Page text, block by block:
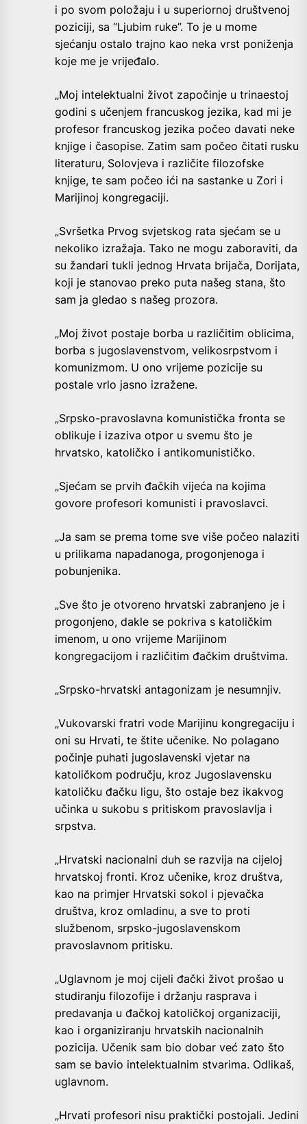
i po svom položaju i u superiornoj društvenoj
poziciji, sa “Ljubim ruke”. To je u mome
sjećanju ostalo trajno kao neka vrst poniženja
koje me je vrijeđalo.
„Moj intelektualni život započinje u trinaestoj
godini s učenjem francuskog jezika, kad mi je
profesor francuskog jezika počeo davati neke
knjige i časopise. Zatim sam počeo čitati rusku
literaturu, Solovjeva i različite filozofske
knjige, te sam počeo ići na sastanke u Zori i
Marijinoj kongregaciji.
„Svršetka Prvog svjetskog rata sjećam se u
nekoliko izražaja. Tako ne mogu zaboraviti, da
su žandari tukli jednog Hrvata brijača, Dorijata,
koji je stanovao preko puta našeg stana, što
sam ja gledao s našeg prozora.
„Moj život postaje borba u različitim oblicima,
borba s jugoslavenstvom, velikosrpstvom i
komunizmom. U ono vrijeme pozicije su
postale vrlo jasno izražene.
„Srpsko-pravoslavna komunistička fronta se
oblikuje i izaziva otpor u svemu što je
hrvatsko, katoličko i antikomunističko.
„Sjećam se prvih đačkih vijeća na kojima
govore profesori komunisti i pravoslavci.
„Ja sam se prema tome sve više počeo nalaziti
u prilikama napadanoga, progonjenoga i
pobunjenika.
„Sve što je otvoreno hrvatski zabranjeno je i
progonjeno, dakle se pokriva s katoličkim
imenom, u ono vrijeme Marijinom
kongregacijom i različitim đačkim društvima.
„Srpsko-hrvatski antagonizam je nesumnjiv.
„Vukovarski fratri vode Marijinu kongregaciju i
oni su Hrvati, te štite učenike. No polagano
počinje puhati jugoslavenski vjetar na
katoličkom području, kroz Jugoslavensku
katoličku đačku ligu, što ostaje bez ikakvog
učinka u sukobu s pritiskom pravoslavlja i
srpstva.
„Hrvatski nacionalni duh se razvija na cijeloj
hrvatskoj fronti. Kroz učenike, kroz društva,
kao na primjer Hrvatski sokol i pjevačka
društva, kroz omladinu, a sve to proti
službenom, srpsko-jugoslavenskom
pravoslavnom pritisku.
„Uglavnom je moj cijeli đački život prošao u
studiranju filozofije i držanju rasprava i
predavanja u đačkoj katoličkoj organizaciji,
kao i organiziranju hrvatskih nacionalnih
pozicija. Učenik sam bio dobar već zato što
sam se bavio intelektualnim stvarima. Odlikaš,
uglavnom.
„Hrvati profesori nisu praktički postojali. Jedini